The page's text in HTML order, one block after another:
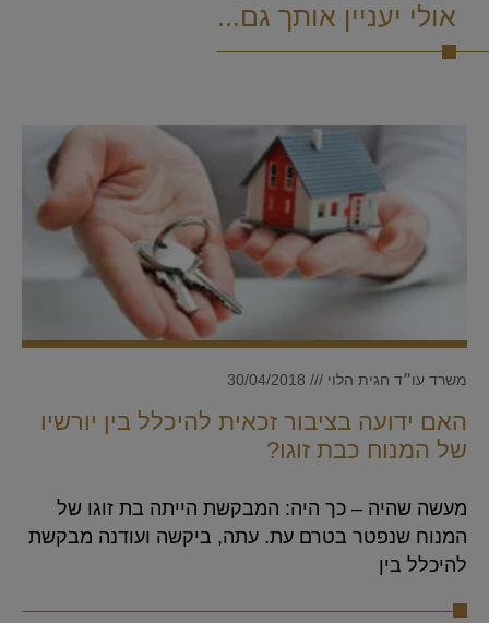
אולי יעניין אותך גם...
האם ידועה בציבור זכאית להיכלל בין יורשיו
של המנוח כבת זוגו?
משרד עו״ד חגית הלוי
מעשה שהיה – כך היה: המבקשת הייתה בת זוגו של
המנוח שנפטר בטרם עת. עתה, ביקשה ועודנה מבקשת
להיכלל בין